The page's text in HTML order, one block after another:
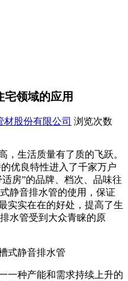
宅领域的应用
材股份有限公司 浏览次数
，生活质量有了质的飞跃。
的优良特性进入了千家万户
房”的品牌、档次、品味往
静音排水管的使用，保证
实实在在的好处，提高了生
水管受到大众青睐的原
一种产能和需求持续上升的